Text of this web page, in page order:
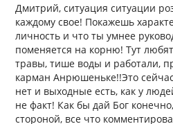
Дмитрий, ситуация ситуации
каждому свое! Покажешь
личность и что ты умнее
поменяется на корню! Тут
травы, тише воды и работали,
карман Анрюшеньке!!Это
нет и выходные есть, как у
не факт! Как бы дай Бог
стороной, все что